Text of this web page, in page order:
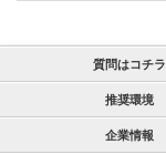
質問はコチラ
推奨環境
企業情報